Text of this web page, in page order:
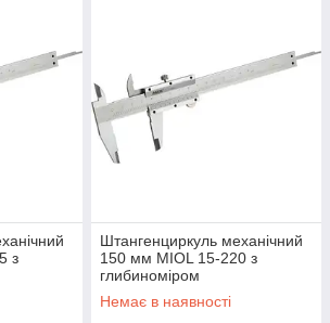
з
Штангенциркуль механічний
150 мм MIOL 15-220 з
глибиноміром
Немає в наявності